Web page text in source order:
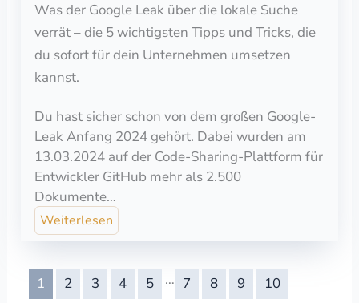
Was der Google Leak über die lokale Suche
verrät – die 5 wichtigsten Tipps und Tricks, die
du sofort für dein Unternehmen umsetzen
kannst.
Du hast sicher schon von dem großen Google-
Leak Anfang 2024 gehört. Dabei wurden am
13.03.2024 auf der Code-Sharing-Plattform für
Entwickler GitHub mehr als 2.500
Dokumente…
Weiterlesen
1 2 3 4 5 … 7 8 9
10